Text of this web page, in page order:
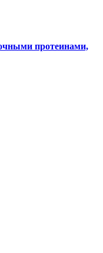
протеинами,